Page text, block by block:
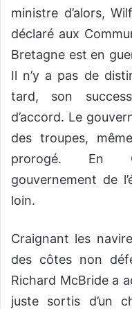
ministre d’alors,
déclaré aux
Bretagne est en
Il n’y a pas de
tard, son
d’accord. Le
des troupes,
prorogé. En
gouvernement de
loin.
Craignant les
des côtes non
Richard McBride a
juste sortis d’un